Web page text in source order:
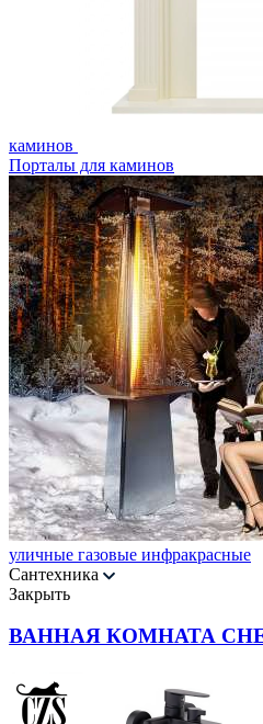
каминов
Порталы для каминов
уличные газовые инфракрасные
Сантехника
Закрыть
ВАННАЯ КОМНАТА